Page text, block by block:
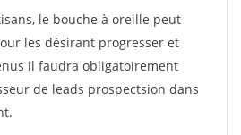
le bouche à oreille peut
les désirant progresser et
il faudra obligatoirement
de leads prospectsion dans